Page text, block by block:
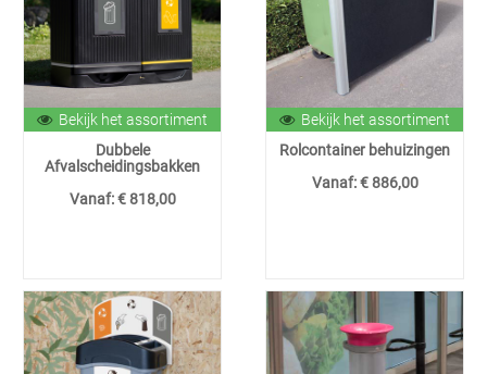
Bekijk het assortiment
Dubbele
Afvalscheidingsbakken
Vanaf:€ 818,00
Bekijk het assortiment
Rolcontainer behuizingen
Vanaf:€ 886,00